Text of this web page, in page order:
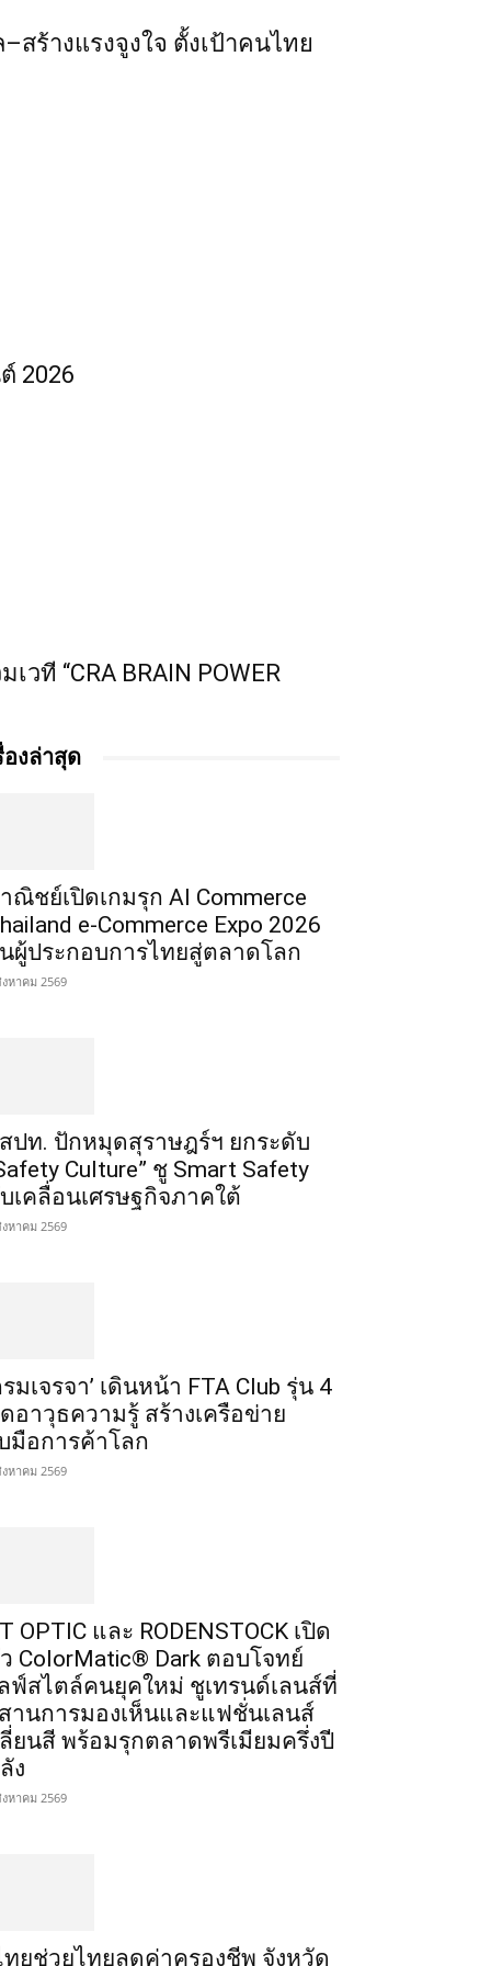
สร้างแรงจูงใจ ตั้งเป้าคนไทย
2026
“CRA BRAIN POWER
องล่าสุด
ณิชย์เปิดเกมรุก AI Commerce
e-Commerce Expo 2026
ผู้ประกอบการไทยสู่ตลาดโลก
หาคม 2569
ปท. ปักหมุดสุราษฎร์ฯ ยกระดับ
Culture” ชู Smart Safety
เคลื่อนเศรษฐกิจภาคใต้
หาคม 2569
รมเจรจา’ เดินหน้า FTA Club รุ่น 4
อาวุธความรู้ สร้างเครือข่าย
มือการค้าโลก
หาคม 2569
OPTIC และ RODENSTOCK เปิด
ColorMatic® Dark ตอบโจทย์
ฟ์สไตล์คนยุคใหม่ ชูเทรนด์เลนส์ที่
านการมองเห็นและแฟชั่นเลนส์
ยนสี พร้อมรุกตลาดพรีเมียมครึ่งปี
ง
งหาคม 2569
ทยช่วยไทยลดค่าครองชีพ จังหวัด